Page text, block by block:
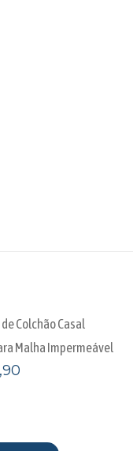
Colchão Casal
Malha Impermeável